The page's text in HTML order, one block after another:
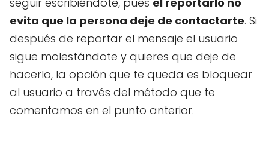
evita que la persona deje de contactarte. Si
después de reportar el mensaje el usuario
sigue molestándote y quieres que deje de
hacerlo, la opción que te queda es bloquear
al usuario a través del método que te
comentamos en el punto anterior.